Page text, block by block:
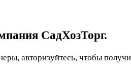
СадХозТорг.
авторизуйтесь, чтобы